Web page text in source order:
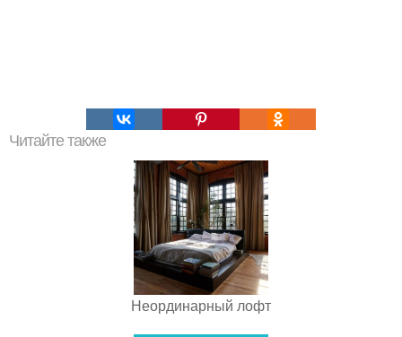
Читайте также
Неординарный лофт